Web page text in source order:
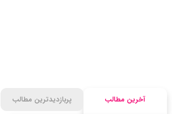
آخرین مطالب پربازدیدترین مطالب